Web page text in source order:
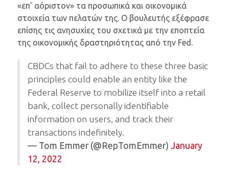
«επ' αόριστον» τα προσωπικά και οικονομικά
στοιχεία των πελατών της. Ο βουλευτής εξέφρασε
επίσης τις ανησυχίες του σχετικά με την εποπτεία
της οικονομικής δραστηριότητας από την Fed.
CBDCs that fail to adhere to these three basic
principles could enable an entity like the
Federal Reserve to mobilize itself into a retail
bank, collect personally identifiable
information on users, and track their
transactions indefinitely.
— Tom Emmer (@RepTomEmmer) January
12, 2022